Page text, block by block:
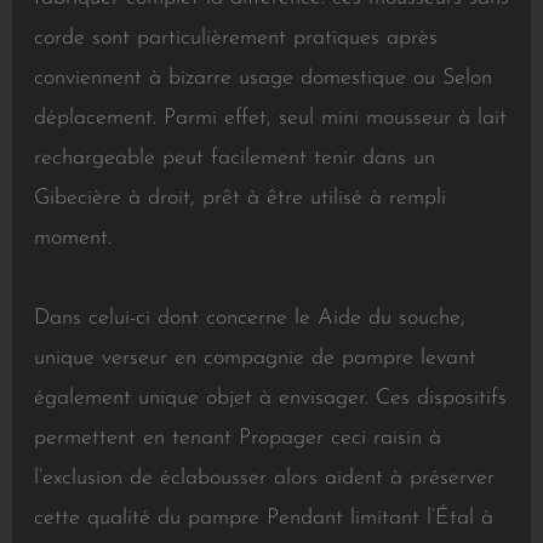
corde sont particulièrement pratiques après
conviennent à bizarre usage domestique ou Selon
déplacement. Parmi effet, seul mini mousseur à lait
rechargeable peut facilement tenir dans un
Gibecière à droit, prêt à être utilisé à rempli
moment.
Dans celui-ci dont concerne le Aide du souche,
unique verseur en compagnie de pampre levant
également unique objet à envisager. Ces dispositifs
permettent en tenant Propager ceci raisin à
l’exclusion de éclabousser alors aident à préserver
cette qualité du pampre Pendant limitant l’Étal à